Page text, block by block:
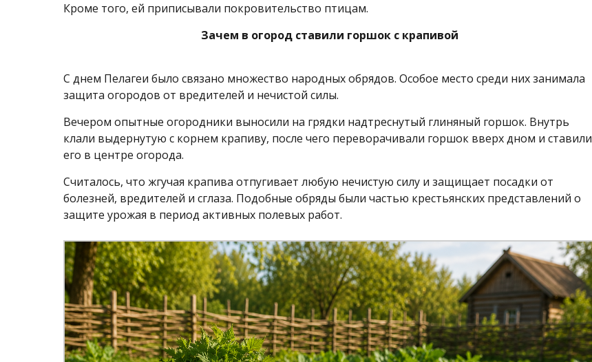
Кроме того, ей приписывали покровительство птицам.
Зачем в огород ставили горшок с крапивой
С днем Пелагеи было связано множество народных обрядов. Особое место среди них занимала
защита огородов от вредителей и нечистой силы.
Вечером опытные огородники выносили на грядки надтреснутый глиняный горшок. Внутрь
клали выдернутую с корнем крапиву, после чего переворачивали горшок вверх дном и ставили
его в центре огорода.
Считалось, что жгучая крапива отпугивает любую нечистую силу и защищает посадки от
болезней, вредителей и сглаза. Подобные обряды были частью крестьянских представлений о
защите урожая в период активных полевых работ.